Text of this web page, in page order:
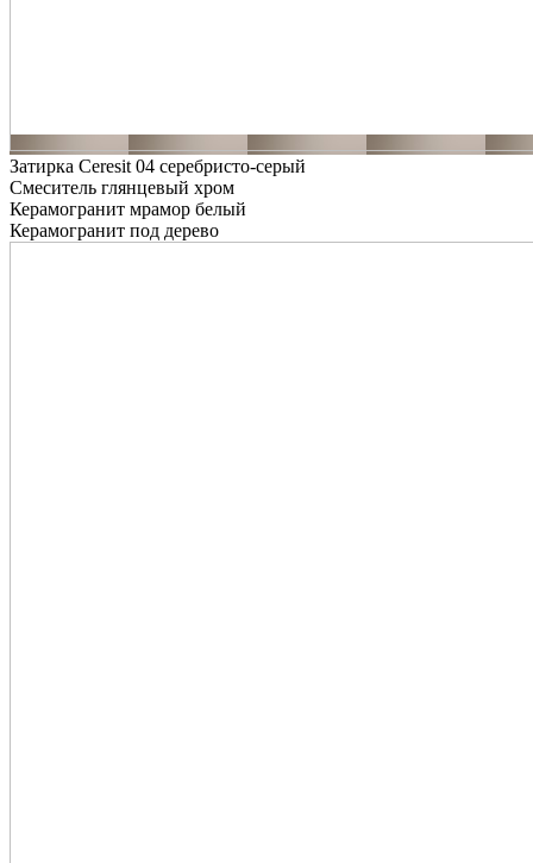
Затирка Ceresit 04 серебристо-серый
Смеситель глянцевый хром
Керамогранит мрамор белый
Керамогранит под дерево